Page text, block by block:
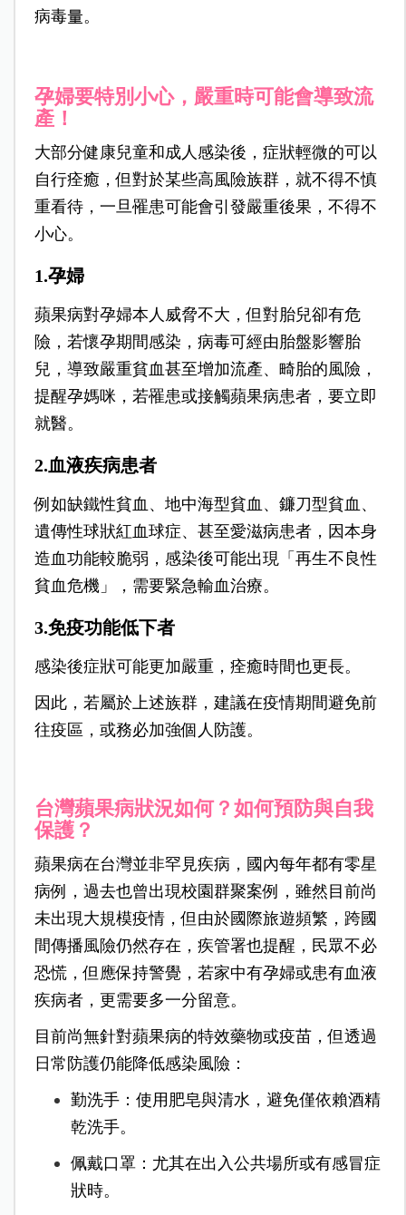
病毒量。
孕婦要特別小心，嚴重時可能會導致流
產！
大部分健康兒童和成人感染後，症狀輕微的可以
自行痊癒，但對於某些高風險族群，就不得不慎
重看待，一旦罹患可能會引發嚴重後果，不得不
小心。
1.孕婦
蘋果病對孕婦本人威脅不大，但對胎兒卻有危
險，若懷孕期間感染，病毒可經由胎盤影響胎
兒，導致嚴重貧血甚至增加流產、畸胎的風險，
提醒孕媽咪，若罹患或接觸蘋果病患者，要立即
就醫。
2.血液疾病患者
例如缺鐵性貧血、地中海型貧血、鐮刀型貧血、
遺傳性球狀紅血球症、甚至愛滋病患者，因本身
造血功能較脆弱，感染後可能出現「再生不良性
貧血危機」，需要緊急輸血治療。
3.免疫功能低下者
感染後症狀可能更加嚴重，痊癒時間也更長。
因此，若屬於上述族群，建議在疫情期間避免前
往疫區，或務必加強個人防護。
台灣蘋果病狀況如何？如何預防與自我
保護？
蘋果病在台灣並非罕見疾病，國內每年都有零星
病例，過去也曾出現校園群聚案例，雖然目前尚
未出現大規模疫情，但由於國際旅遊頻繁，跨國
間傳播風險仍然存在，疾管署也提醒，民眾不必
恐慌，但應保持警覺，若家中有孕婦或患有血液
疾病者，更需要多一分留意。
目前尚無針對蘋果病的特效藥物或疫苗，但透過
日常防護仍能降低感染風險：
勤洗手：使用肥皂與清水，避免僅依賴酒精
乾洗手。
佩戴口罩：尤其在出入公共場所或有感冒症
狀時。